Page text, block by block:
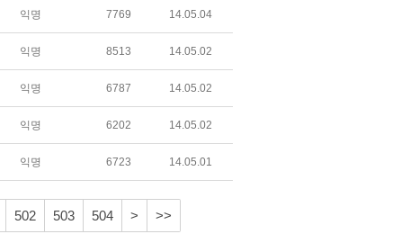
익명 7769 14.05.04
익명 8513 14.05.02
익명 6787 14.05.02
익명 6202 14.05.02
익명 6723 14.05.01
502 503 504 > >>